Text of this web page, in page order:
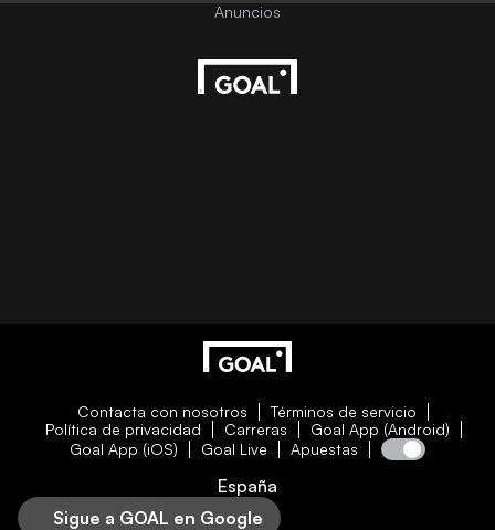
Contacta con nosotros
Términos de servicio
Política de privacidad
Carreras
Goal App (Android)
Goal App (iOS)
Goal Live Apuestas
España
Sigue a GOAL en Google